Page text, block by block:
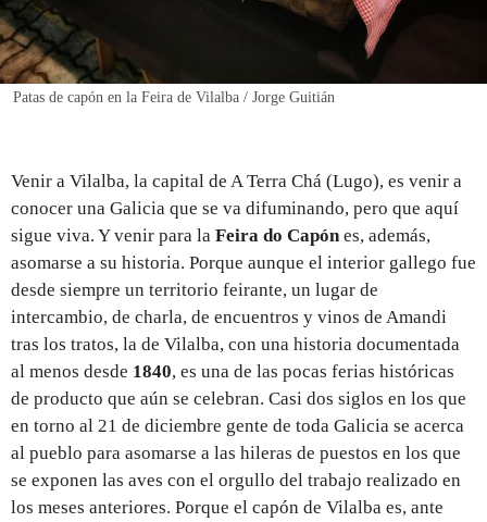
Patas de capón en la Feira de Vilalba / Jorge Guitián
Venir a Vilalba, la capital de A Terra Chá (Lugo), es venir a
conocer una Galicia que se va difuminando, pero que aquí
sigue viva. Y venir para la Feira do Capónes, además,
asomarse a su historia. Porque aunque el interior gallego fue
desde siempre un territorio feirante, un lugar de
intercambio, de charla, de encuentros y vinos de Amandi
tras los tratos, la de Vilalba, con una historia documentada
al menos desde 1840, es una de las pocas ferias históricas
de producto que aún se celebran. Casi dos siglos en los que
en torno al 21 de diciembre gente de toda Galicia se acerca
al pueblo para asomarse a las hileras de puestos en los que
se exponen las aves con el orgullo del trabajo realizado en
los meses anteriores. Porque el capón de Vilalba es, ante